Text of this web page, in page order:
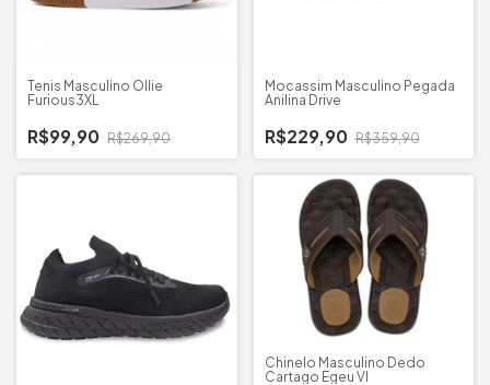
Tenis Masculino Ollie
Furious3XL
R$99,90 R$269,90
Mocassim Masculino Pegada
Anilina Drive
R$229,90 R$359,90
Chinelo Masculino Dedo
Cartago Egeu VI